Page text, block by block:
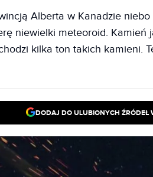
Alberta w Kanadzie niebo
niewielki meteoroid. Kamień
kilka ton takich kamieni.
DODAJ DO ULUBIONYCH ŹRÓDEŁ